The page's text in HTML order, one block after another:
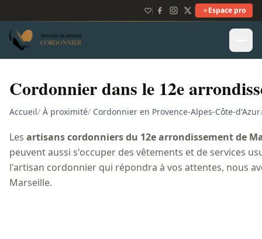
Espace pro
Cordonnier dans le 12e
Accueil/ À proximité/ Cordonnier en Provence-Alpes-Côte-d'Azur
Les artisans cordonniers du 12e arrondissement de
peuvent aussi s'occuper des vêtements et de services
l'artisan cordonnier qui répondra à vos attentes, nous
Marseille.